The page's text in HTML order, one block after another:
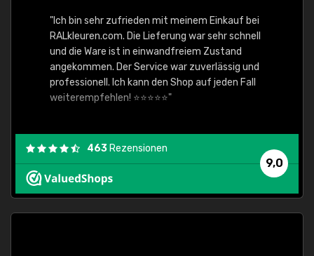
"Ich bin sehr zufrieden mit meinem Einkauf bei
RALkleuren.com. Die Lieferung war sehr schnell
und die Ware ist in einwandfreiem Zustand
angekommen. Der Service war zuverlässig und
professionell. Ich kann den Shop auf jeden Fall
weiterempfehlen! ⭐⭐⭐⭐⭐"
9,0
463 Rezensionen